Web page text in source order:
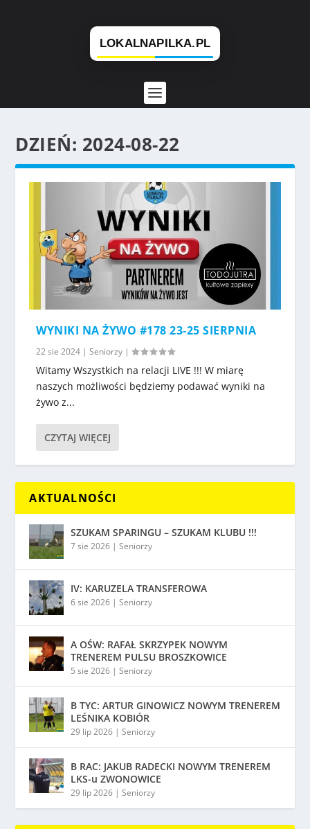
DZIEŃ: 2024-08-22
WYNIKI NA ŻYWO #178 23-25 SIERPNIA
22 sie 2024 |Seniorzy |
Witamy Wszystkich na relacji LIVE !!! W miarę
naszych możliwości będziemy podawać wyniki na
żywo z...
CZYTAJ WIĘCEJ
AKTUALNOŚCI
SZUKAM SPARINGU – SZUKAM KLUBU !!!
7 sie 2026 |Seniorzy
IV: KARUZELA TRANSFEROWA
6 sie 2026 |Seniorzy
A OŚW: RAFAŁ SKRZYPEK NOWYM
TRENEREM PULSU BROSZKOWICE
5 sie 2026 |Seniorzy
B TYC: ARTUR GINOWICZ NOWYM TRENEREM
LEŚNIKA KOBIÓR
29 lip 2026 |Seniorzy
B RAC: JAKUB RADECKI NOWYM TRENEREM
LKS-u ZWONOWICE
29 lip 2026 |Seniorzy